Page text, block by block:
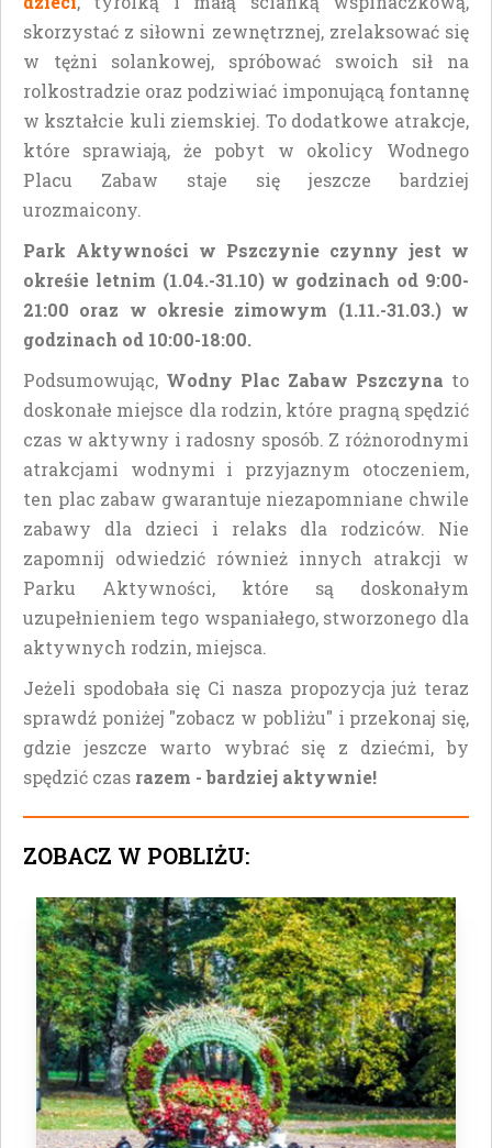
skorzystać z siłowni zewnętrznej, zrelaksować się
w tężni solankowej, spróbować swoich sił na
rolkostradzie oraz podziwiać imponującą fontannę
w kształcie kuli ziemskiej. To dodatkowe atrakcje,
które sprawiają, że pobyt w okolicy Wodnego
Placu Zabaw staje się jeszcze bardziej
urozmaicony.
Park Aktywności w Pszczynie czynny jest w
okreśie letnim (1.04.-31.10) w godzinach od 9:00-
21:00 oraz w okresie zimowym (1.11.-31.03.) w
godzinach od 10:00-18:00.
Podsumowując, Wodny Plac Zabaw Pszczyna to
doskonałe miejsce dla rodzin, które pragną spędzić
czas w aktywny i radosny sposób. Z różnorodnymi
atrakcjami wodnymi i przyjaznym otoczeniem,
ten plac zabaw gwarantuje niezapomniane chwile
zabawy dla dzieci i relaks dla rodziców. Nie
zapomnij odwiedzić również innych atrakcji w
Parku Aktywności, które są doskonałym
uzupełnieniem tego wspaniałego, stworzonego dla
aktywnych rodzin, miejsca.
Jeżeli spodobała się Ci nasza propozycja już teraz
sprawdź poniżej "zobacz w pobliżu" i przekonaj się,
gdzie jeszcze warto wybrać się z dziećmi, by
spędzić czas razem - bardziej aktywnie!
ZOBACZ W POBLIŻU: